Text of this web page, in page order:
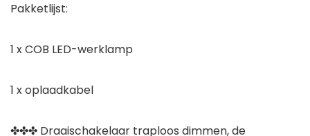
Pakketlijst:
1 x COB LED-werklamp
1 x oplaadkabel
✤✤✤ Draaischakelaar traploos dimmen, de